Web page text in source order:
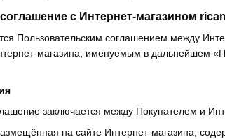
с Интернет-магазином
Пользовательским соглашением между
магазина, именуемым в дальнейшем
заключается между Покупателем и
на сайте Интернет-магазина,